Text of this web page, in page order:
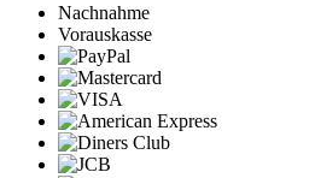
Nachnahme
Vorauskasse